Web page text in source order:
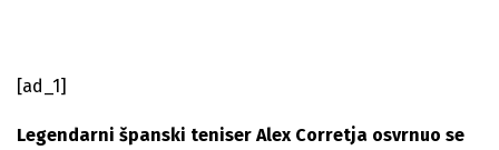
[ad_1]
Legendarni španski teniser Alex Corretja osvrnuo se